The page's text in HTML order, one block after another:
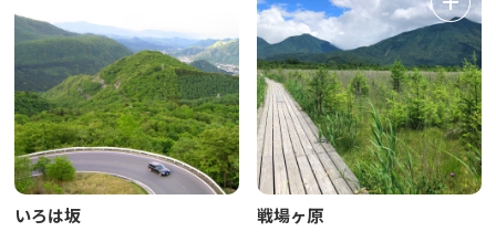
いろは坂 戦場ヶ原